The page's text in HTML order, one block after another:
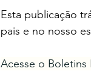
Esta publicação
pais e no nosso
Acesse o Boletins